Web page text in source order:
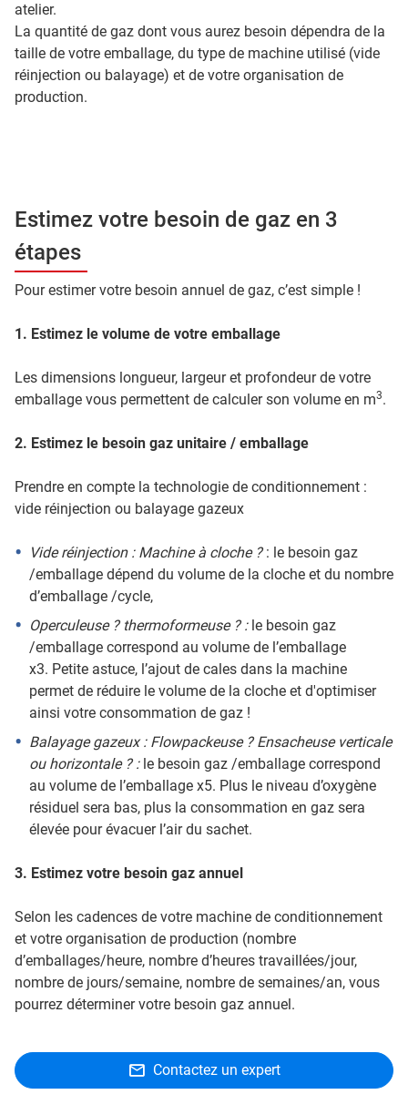
atelier.
La quantité de gaz dont vous aurez besoin dépendra de la
taille de votre emballage, du type de machine utilisé (vide
réinjection ou balayage) et de votre organisation de
production.
Estimez votre besoin de gaz en 3
étapes
Pour estimer votre besoin annuel de gaz, c’est simple !
1. Estimez le volume de votre emballage
Les dimensions longueur, largeur et profondeur de votre
emballage vous permettent de calculer son volume en m3.
2. Estimez le besoin gaz unitaire / emballage
Prendre en compte la technologie de conditionnement :
vide réinjection ou balayage gazeux
Vide réinjection : Machine à cloche ?: le besoin gaz
/emballage dépend du volume de la cloche et du nombre
d’emballage /cycle,
Operculeuse ? thermoformeuse ? : le besoin gaz
/emballage correspond au volume de l’emballage
x3. Petite astuce, l’ajout de cales dans la machine
permet de réduire le volume de la cloche et d'optimiser
ainsi votre consommation de gaz !
Balayage gazeux : Flowpackeuse ? Ensacheuse verticale
ou horizontale ? :le besoin gaz /emballage correspond
au volume de l’emballage x5. Plus le niveau d’oxygène
résiduel sera bas, plus la consommation en gaz sera
élevée pour évacuer l’air du sachet.
3. Estimez votre besoin gaz annuel
Selon les cadences de votre machine de conditionnement
et votre organisation de production (nombre
d’emballages/heure, nombre d’heures travaillées/jour,
nombre de jours/semaine, nombre de semaines/an, vous
pourrez déterminer votre besoin gaz annuel.
Contactez un expert